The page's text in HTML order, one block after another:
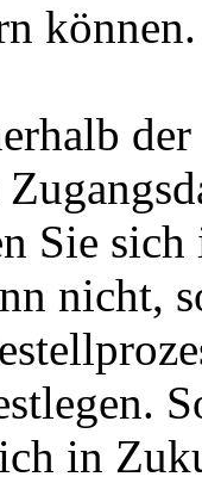
können.
Sie
nicht,
in